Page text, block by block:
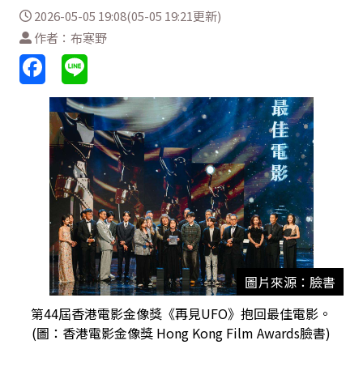
2026-05-05 19:08(05-05 19:21更新)
作者：布寒野
圖片來源：臉書
第44屆香港電影金像獎《再見UFO》抱回最佳電影。
(圖：香港電影金像獎 Hong Kong Film Awards臉書)